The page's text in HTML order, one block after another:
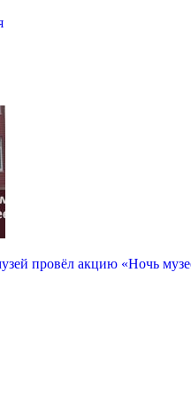
провёл акцию «Ночь